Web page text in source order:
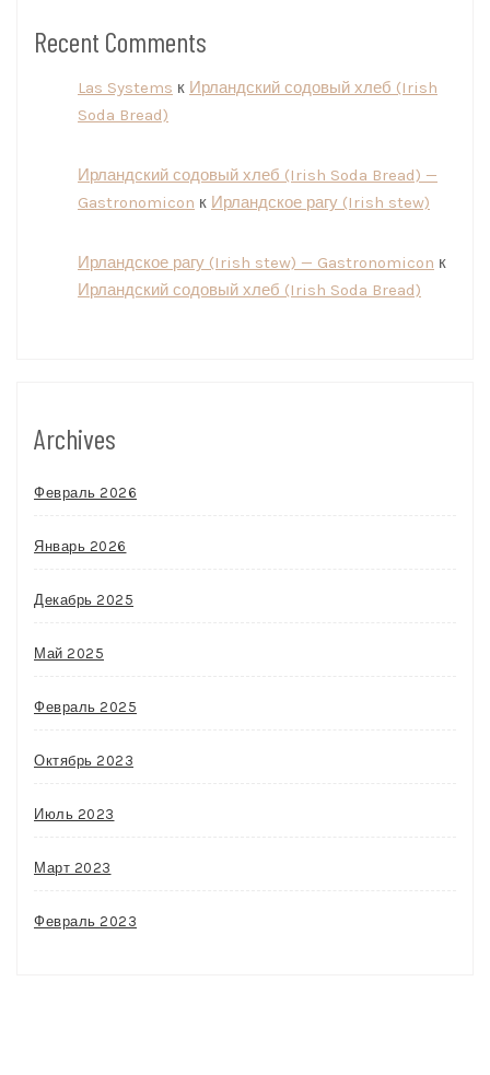
Recent Comments
Las Systems к Ирландский содовый хлеб (Irish
Soda Bread)
Ирландский содовый хлеб (Irish Soda Bread) —
Gastronomicon к Ирландское рагу (Irish stew)
Ирландское рагу (Irish stew) — Gastronomicon к
Ирландский содовый хлеб (Irish Soda Bread)
Archives
Февраль 2026
Январь 2026
Декабрь 2025
Май 2025
Февраль 2025
Октябрь 2023
Июль 2023
Март 2023
Февраль 2023